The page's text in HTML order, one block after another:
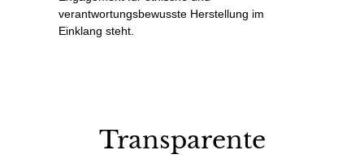
verantwortungsbewusste Herstellung im
Einklang steht.
Transparente